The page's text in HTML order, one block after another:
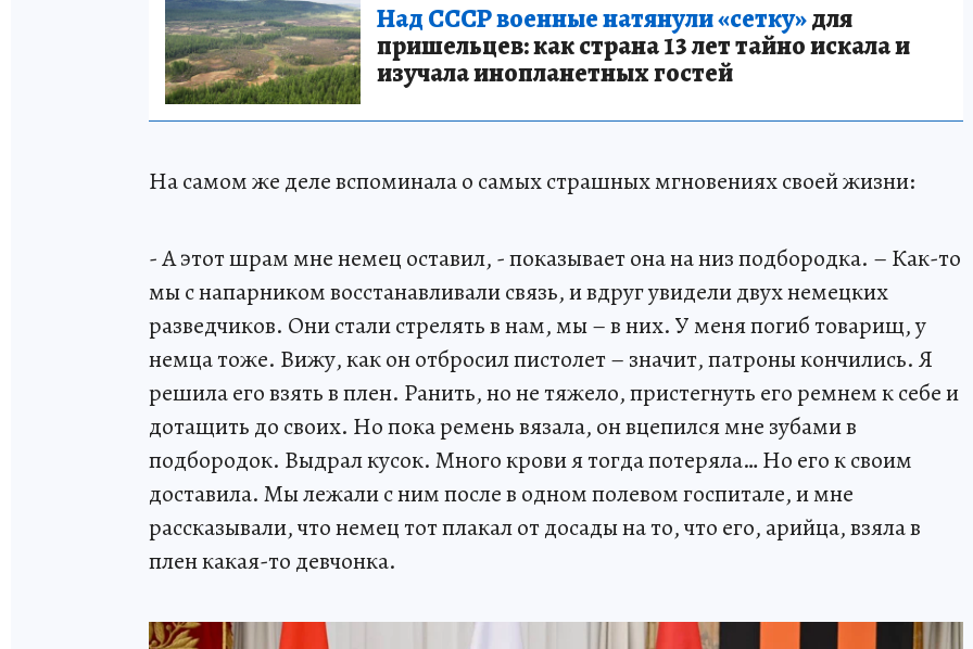
Над СССР военные натянули «сетку»для
пришельцев: как страна 13 лет тайно искала и
изучала инопланетных гостей
На самом же деле вспоминала о самых страшных мгновениях своей жизни:
- А этот шрам мне немец оставил, - показывает она на низ подбородка. – Как-то
мы с напарником восстанавливали связь, и вдруг увидели двух немецких
разведчиков. Они стали стрелять в нам, мы – в них. У меня погиб товарищ, у
немца тоже. Вижу, как он отбросил пистолет – значит, патроны кончились. Я
решила его взять в плен. Ранить, но не тяжело, пристегнуть его ремнем к себе и
дотащить до своих. Но пока ремень вязала, он вцепился мне зубами в
подбородок. Выдрал кусок. Много крови я тогда потеряла… Но его к своим
доставила. Мы лежали с ним после в одном полевом госпитале, и мне
рассказывали, что немец тот плакал от досады на то, что его, арийца, взяла в
плен какая-то девчонка.